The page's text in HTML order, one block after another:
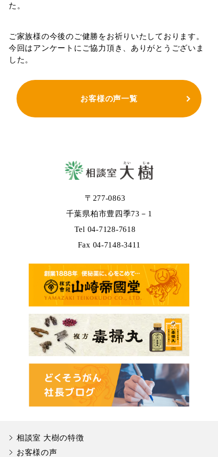
た。
ご家族様の今後のご健勝をお祈りいたしております。
今回はアンケートにご協力頂き、ありがとうございま
した。
お客様の声一覧
〒277-0863
千葉県柏市豊四季73－1
Tel 04-7128-7618
Fax 04-7148-3411
相談室 大樹の特徴
お客様の声